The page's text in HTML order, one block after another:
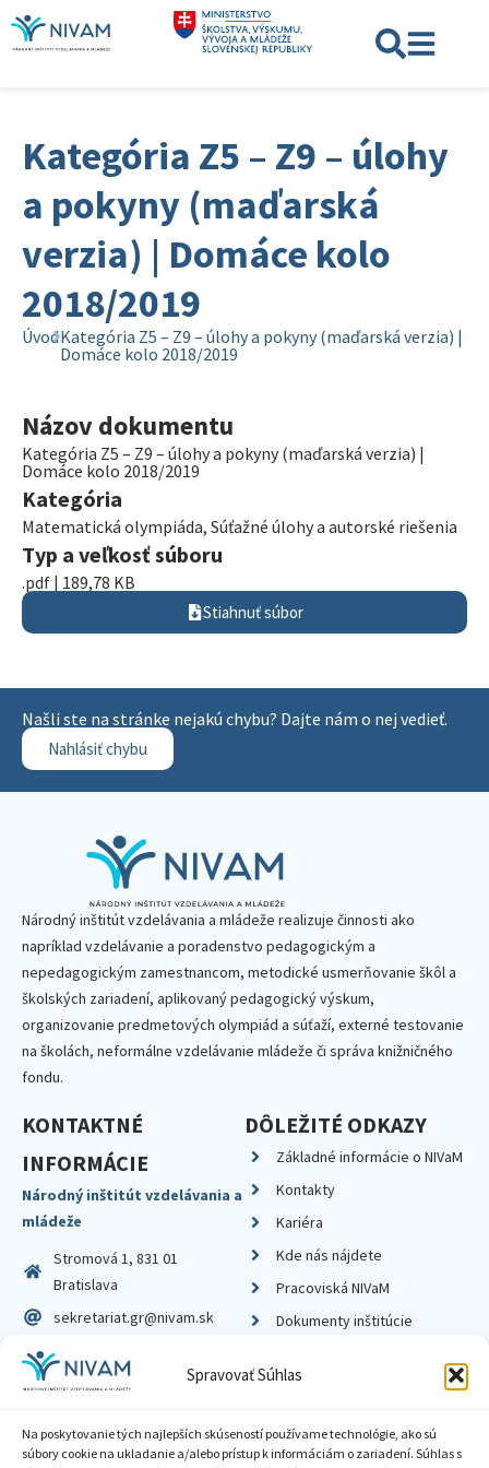
Spravovať Súhlas
Na poskytovanie tých najlepších skúseností používame technológie, ako sú
súbory cookie na ukladanie a/alebo prístup k informáciám o zariadení. Súhlas s
Kategória Z5 – Z9 – úlohy
a pokyny (maďarská
verzia) | Domáce kolo
2018/2019
ÚvodKategória Z5 – Z9 – úlohy a pokyny (maďarská verzia) |
Domáce kolo 2018/2019
Názov dokumentu
Kategória Z5 – Z9 – úlohy a pokyny (maďarská verzia) |
Domáce kolo 2018/2019
Kategória
Matematická olympiáda, Súťažné úlohy a autorské riešenia
Typ a veľkosť súboru
.pdf | 189,78 KB
Stiahnuť súbor
Našli ste na stránke nejakú chybu? Dajte nám o nej vedieť.
Nahlásiť chybu
Národný inštitút vzdelávania a mládeže realizuje činnosti ako
napríklad vzdelávanie a poradenstvo pedagogickým a
nepedagogickým zamestnancom, metodické usmerňovanie škôl a
školských zariadení, aplikovaný pedagogický výskum,
organizovanie predmetových olympiád a súťaží, externé testovanie
na školách, neformálne vzdelávanie mládeže či správa knižničného
fondu.
KONTAKTNÉ
INFORMÁCIE
Národný inštitút vzdelávania a
mládeže
Stromová 1, 831 01
Bratislava
sekretariat.gr@nivam.sk
IČO: 00164348
DIČ: 2020798714
DÔLEŽITÉ ODKAZY
Základné informácie o NIVaM
Kontakty
Kariéra
Kde nás nájdete
Pracoviská NIVaM
Dokumenty inštitúcie